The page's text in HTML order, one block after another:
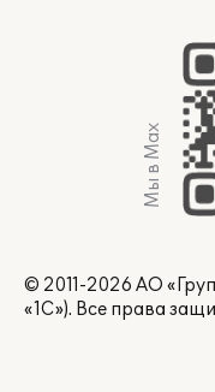
Мы в Max
© 2011-2026 АО
«1С»). Все права